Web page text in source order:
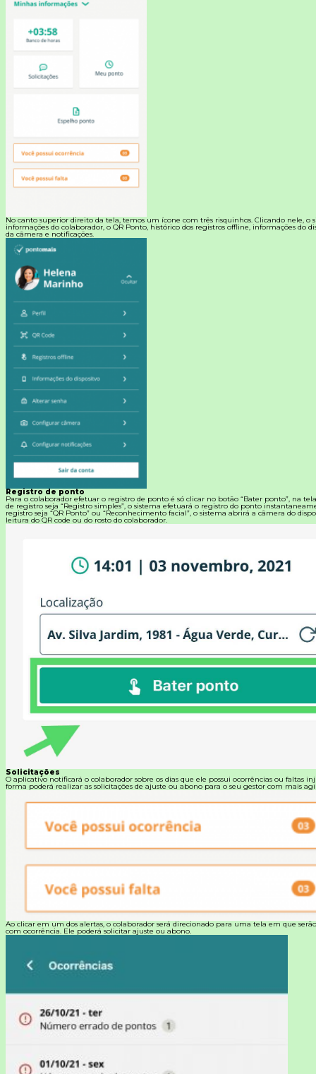
No canto superior direito da tela, temos um ícone com três risquinhos. Clicando nele, o
informações do colaborador, o QR Ponto, histórico dos registros offline, informações do
da câmera e notificações.
Registro de ponto
Para o colaborador efetuar o registro de ponto é só clicar no botão “Bater ponto”, na
de registro seja “Registro simples”, o sistema efetuará o registro do ponto
registro seja “QR Ponto” ou “Reconhecimento facial”, o sistema abrirá a câmera do
leitura do QR code ou do rosto do colaborador.
Solicitações
O aplicativo notificará o colaborador sobre os dias que ele possui ocorrências ou faltas
forma poderá realizar as solicitações de ajuste ou abono para o seu gestor com mais
Ao clicar em um dos alertas, o colaborador será direcionado para uma tela em que
com ocorrência. Ele poderá solicitar ajuste ou abono.